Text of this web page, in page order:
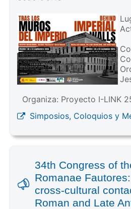
Organiza: Proyecto I-LINK
Simposios, Coloquios y
34th Congress of
Romanae
cross-cultural
Roman and Late